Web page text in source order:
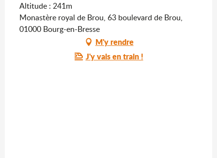
Altitude : 241m
Monastère royal de Brou, 63 boulevard de Brou,
01000 Bourg-en-Bresse
M'y rendre
J'y vais en train !